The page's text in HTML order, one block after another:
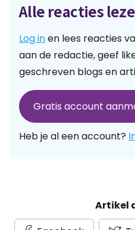
Alle reacties
Log inen lees reacties
aan de redactie, geef
geschreven blogs en
Gratis account
Heb je al een account?
Artikel